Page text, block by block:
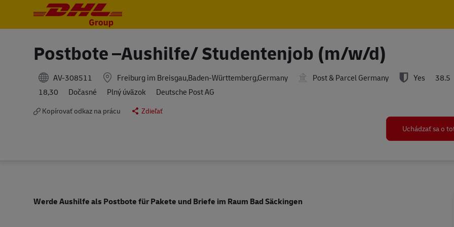
Postbote –Aushilfe/ Studentenjob (m/w/d)
AV-308511 Freiburg im Breisgau,Baden-Württemberg,Germany Post & Parcel Germany Yes
38.5
18,30
Dočasné Plný úväzok Deutsche Post AG
Kopírovať odkaz na prácu
Zdieľať
Uchádzať sa o
Werde Aushilfe als Postbote für Pakete und Briefe im Raum Bad Säckingen